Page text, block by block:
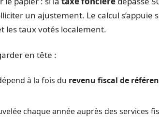
un ajustement. Le calcul s’appuie
les taux votés localement.
en tête :
à la fois du revenu fiscal de
chaque année auprès des services